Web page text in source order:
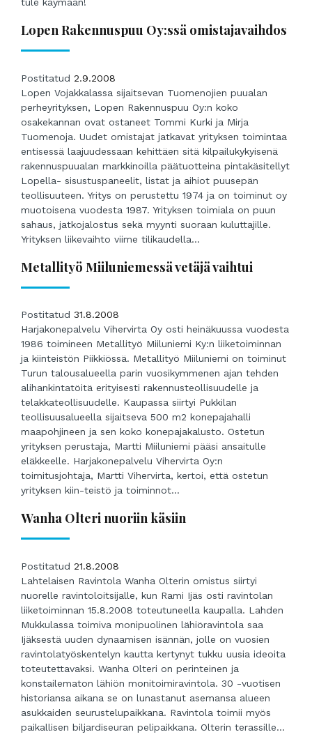
tule käymään!
Lopen Rakennuspuu Oy:ssä omistajavaihdos
Postitatud 2.9.2008
Lopen Vojakkalassa sijaitsevan Tuomenojien puualan
perheyrityksen, Lopen Rakennuspuu Oy:n koko
osakekannan ovat ostaneet Tommi Kurki ja Mirja
Tuomenoja. Uudet omistajat jatkavat yrityksen toimintaa
entisessä laajuudessaan kehittäen sitä kilpailukykyisenä
rakennuspuualan markkinoilla päätuotteina pintakäsitellyt
Lopella- sisustuspaneelit, listat ja aihiot puusepän
teollisuuteen. Yritys on perustettu 1974 ja on toiminut oy
muotoisena vuodesta 1987. Yrityksen toimiala on puun
sahaus, jatkojalostus sekä myynti suoraan kuluttajille.
Yrityksen liikevaihto viime tilikaudella...
Metallityö Miiluniemessä vetäjä vaihtui
Postitatud 31.8.2008
Harjakonepalvelu Vihervirta Oy osti heinäkuussa vuodesta
1986 toimineen Metallityö Miiluniemi Ky:n liiketoiminnan
ja kiinteistön Piikkiössä. Metallityö Miiluniemi on toiminut
Turun talousalueella parin vuosikymmenen ajan tehden
alihankintatöitä erityisesti rakennusteollisuudelle ja
telakkateollisuudelle. Kaupassa siirtyi Pukkilan
teollisuusalueella sijaitseva 500 m2 konepajahalli
maapohjineen ja sen koko konepajakalusto. Ostetun
yrityksen perustaja, Martti Miiluniemi pääsi ansaitulle
eläkkeelle. Harjakonepalvelu Vihervirta Oy:n
toimitusjohtaja, Martti Vihervirta, kertoi, että ostetun
yrityksen kiin-teistö ja toiminnot...
Wanha Olteri nuoriin käsiin
Postitatud 21.8.2008
Lahtelaisen Ravintola Wanha Olterin omistus siirtyi
nuorelle ravintoloitsijalle, kun Rami Ijäs osti ravintolan
liiketoiminnan 15.8.2008 toteutuneella kaupalla. Lahden
Mukkulassa toimiva monipuolinen lähiöravintola saa
Ijäksestä uuden dynaamisen isännän, jolle on vuosien
ravintolatyöskentelyn kautta kertynyt tukku uusia ideoita
toteutettavaksi. Wanha Olteri on perinteinen ja
konstailematon lähiön monitoimiravintola. 30 -vuotisen
historiansa aikana se on lunastanut asemansa alueen
asukkaiden seurustelupaikkana. Ravintola toimii myös
paikallisen biljardiseuran pelipaikkana. Olterin terassille...